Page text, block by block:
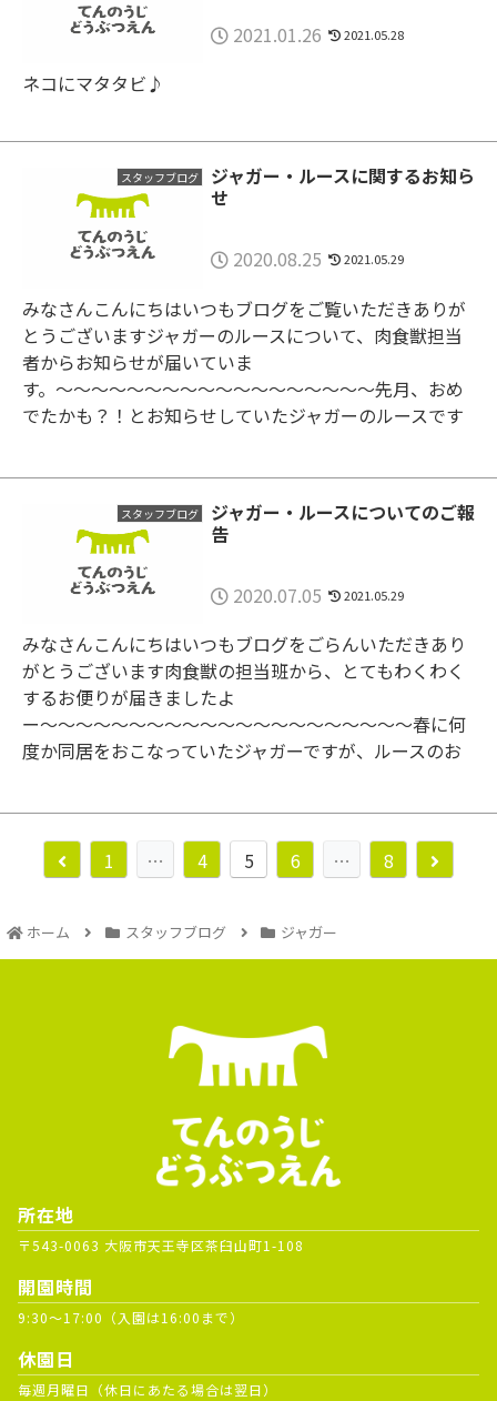
2021.01.26 2021.05.28
ネコにマタタビ♪
スタッフブログ
ジャガー・ルースに関するお知ら
せ
2020.08.25 2021.05.29
みなさんこんにちはいつもブログをご覧いただきありが
とうございますジャガーのルースについて、肉食獣担当
者からお知らせが届いていま
す。〜〜〜〜〜〜〜〜〜〜〜〜〜〜〜〜〜〜先月、おめ
でたかも？！とお知らせしていたジャガーのルースです
スタッフブログ
ジャガー・ルースについてのご報
告
2020.07.05 2021.05.29
みなさんこんにちはいつもブログをごらんいただきあり
がとうございます肉食獣の担当班から、とてもわくわく
するお便りが届きましたよ
ー〜〜〜〜〜〜〜〜〜〜〜〜〜〜〜〜〜〜〜〜〜春に何
度か同居をおこなっていたジャガーですが、ルースのお
1 … 4 5 6 … 8
ホーム スタッフブログ ジャガー
所在地
〒543-0063 大阪市天王寺区茶臼山町1-108
開園時間
9:30～17:00（入園は16:00まで）
休園日
毎週月曜日（休日にあたる場合は翌日）